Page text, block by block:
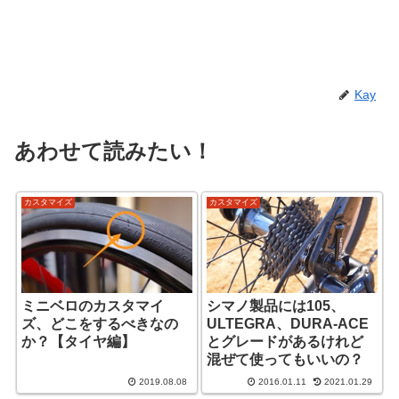
Kay
あわせて読みたい！
カスタマイズ
ミニベロのカスタマイ
ズ、どこをするべきなの
か？【タイヤ編】
2019.08.08
カスタマイズ
シマノ製品には105、
ULTEGRA、DURA-ACE
とグレードがあるけれど
混ぜて使ってもいいの？
2016.01.11 2021.01.29